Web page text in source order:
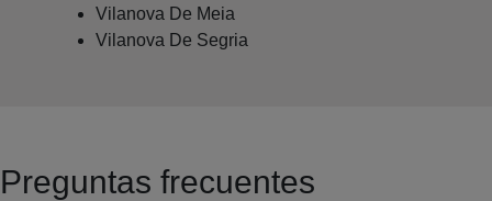
Vilanova De Meia
Vilanova De Segria
Preguntas frecuentes